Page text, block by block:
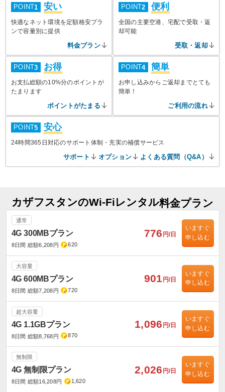
POINT1 安い
快適なネット環境を定額格安プラ
ンで容量別に提供
料金プラン
POINT2 便利
全国の主要空港、宅配で受取・返
却可能
受取・返却
POINT3 お得
お支払総額の10%分のポイントが
たまります
ポイントがたまる
POINT4 簡単
お申し込みからご返却までとても
簡単！
ご利用の流れ
POINT5 安心
24時間365日対応のサポート体制・充実の補償サービス
サポート オプション よくある質問（Q&A）
カザフスタンのWi-Fiレンタル料金プラン
通常
4G 300MBプラン
8日間 総額6,208円 620
776 円/日
いますぐ
申し込む
大容量
4G 600MBプラン
8日間 総額7,208円 720
901 円/日
いますぐ
申し込む
超大容量
4G 1.1GBプラン
8日間 総額8,768円 870
1,096 円/日
いますぐ
申し込む
無制限
4G 無制限プラン
8日間 総額16,208円 1,620
2,026 円/日
いますぐ
申し込む